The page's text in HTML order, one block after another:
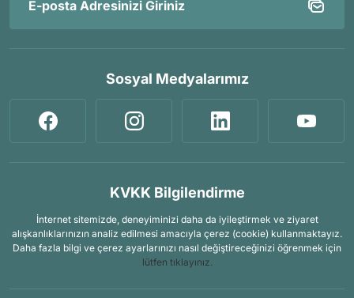
Sosyal Medyalarımız
KVKK Bilgilendirme
İnternet sitemizde, deneyiminizi daha da iyileştirmek ve ziyaret
alışkanlıklarınızın analiz edilmesi amacıyla çerez (cookie) kullanmaktayız.
Daha fazla bilgi ve çerez ayarlarınızı nasıl değiştireceğinizi öğrenmek için
lütfen tıklayınız.